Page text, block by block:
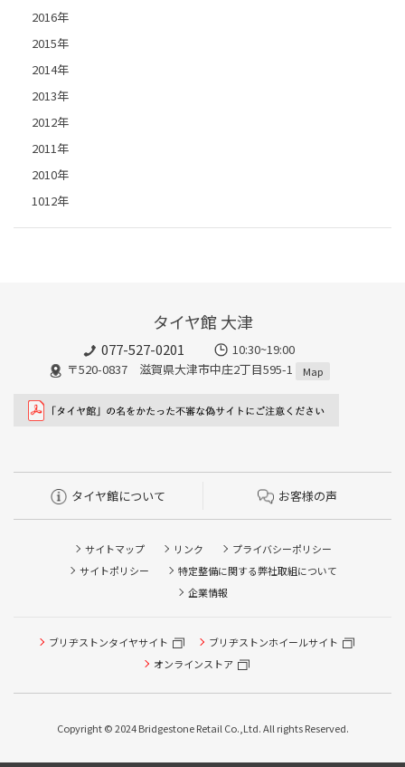
2016年
2015年
2014年
2013年
2012年
2011年
2010年
1012年
タイヤ館 大津
077-527-0201
10:30~19:00
〒520-0837 滋賀県大津市中庄2丁目595-1
Map
タイヤ館について お客様の声
サイトマップ リンク
プライバシーポリシー
サイトポリシー
特定整備に関する弊社取組について
企業情報
ブリヂストンタイヤサイト
ブリヂストンホイールサイト
オンラインストア
Copyright © 2024 Bridgestone Retail Co.,Ltd. All rights Reserved.
タイヤ点検・安全点検/タイヤ履き替え/オイル交換/その他
ピット作業の予約
本日のタイヤ履き替え順番待ち予約 ※クローク契約会員の